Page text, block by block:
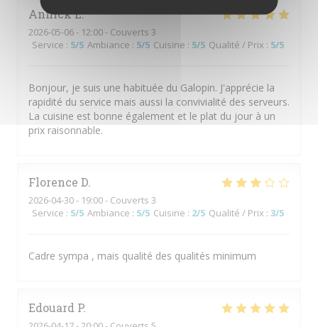
AnnickE
2026-05-06- 12:00 - Couverts 3
Service : 5/5 Ambiance : 5/5 Cuisine : 5/5 Qualité / Prix : 5/5
Bonjour, je suis une habituée du Galopin. J'apprécie la
rapidité du service mais aussi la convivialité des serveurs.
La cuisine est bonne également et le plat du jour à un
prix raisonnable.
Florence D
2026-04-30- 19:00 - Couverts 3
Service : 5/5 Ambiance : 5/5 Cuisine : 2/5 Qualité / Prix : 3/5
Cadre sympa , mais qualité des qualités minimum
Edouard P